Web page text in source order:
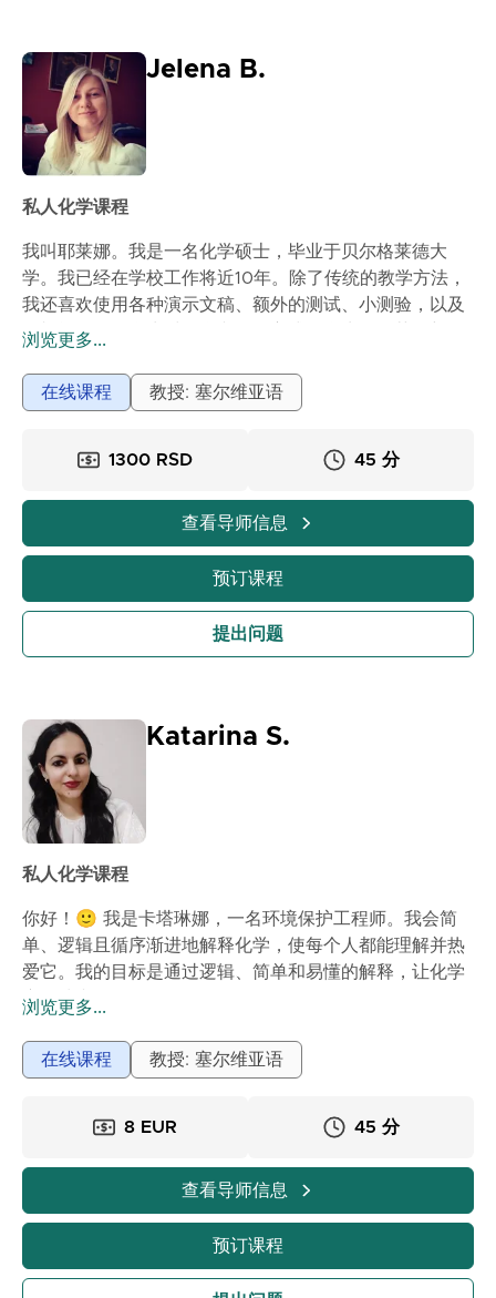
Jelena B.
私人化学课程
我叫耶莱娜。我是一名化学硕士，毕业于贝尔格莱德大
学。我已经在学校工作将近10年。除了传统的教学方法，
我还喜欢使用各种演示文稿、额外的测试、小测验，以及
一切能够激发学生对化学兴趣的方式。学生们会获得额外
目标是理解课程内容，而不是死记硬背。
浏览更多...
在线课程 教授: 塞尔维亚语
1300 RSD 45 分
查看导师信息
预订课程
提出问题
Katarina S.
私人化学课程
你好！🙂 我是卡塔琳娜，一名环境保护工程师。我会简
单、逻辑且循序渐进地解释化学，使每个人都能理解并热
爱它。我的目标是通过逻辑、简单和易懂的解释，让化学
变得清晰且易于理解。
学。我的教学方法
• 以简单易懂的方式解释理论
• 培养解决问题的自信心
• 根据学生需求准备额外材料和练习
• 互动课程，根据每个学生的学习节奏和方式进行调整 关
于课程
• 为小学生和中学生提供私人化学课程
浏览更多...
在线课程 教授: 塞尔维亚语
8 EUR 45 分
查看导师信息
预订课程